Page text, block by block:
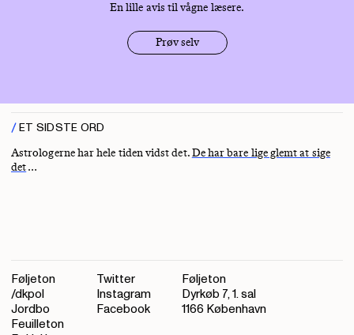
En lille avis til vågne læsere.
Prøv selv
ET SIDSTE ORD
Astrologerne har hele tiden vidst det.De har bare lige glemt at sige
det…
Føljeton
/dkpol
Jordbo
Feuilleton
Twitter
Instagram
Facebook
Føljeton
Dyrkøb 7, 1. sal
1166 København